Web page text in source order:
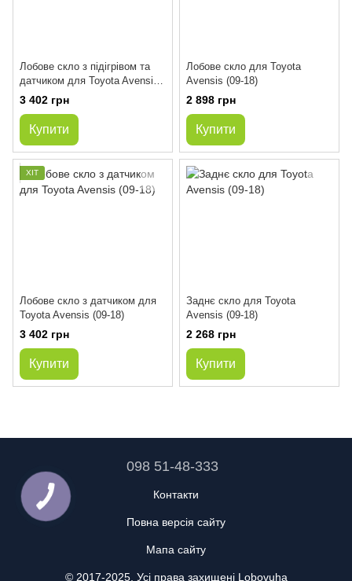
Лобове скло з підігрівом та
датчиком для Toyota Avensis
(09-18)
3 402 грн
Купити
Лобове скло для Toyota
Avensis (09-18)
2 898 грн
Купити
ХІТ
Лобове скло з датчиком для
Toyota Avensis (09-18)
3 402 грн
Купити
Заднє скло для Toyota
Avensis (09-18)
2 268 грн
Купити
098 51-48-333
Контакти
Повна версія сайту
Мапа сайту
© 2017-2025. Усі права захищені Lobovuha